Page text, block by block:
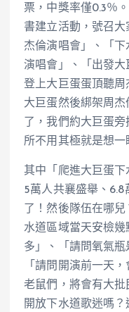
票，中獎率僅0.3％
書建立活動，號召
杰倫演唱會」、「
演唱會」、「出發大
登上大巨蛋蛋頂聽
大巨蛋然後綁架周
了，我們約大巨蛋
所不用其極就是想一
其中「爬進大巨蛋
5萬人共襄盛舉、6.8
了！然後隊伍在哪
水道區域當天安檢
多」、「請問氧氣瓶
「請問開演前一天
老鼠們，將會有大
開放下水道歌迷嗎